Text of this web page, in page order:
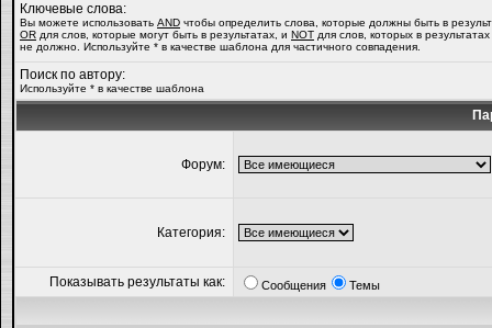
Ключевые слова:
Вы можете использовать AND чтобы определить слова, которые должны быть в
OR для слов, которые могут быть в результатах, и NOT для слов, которых в
не должно. Используйте * в качестве шаблона для частичного совпадения.
Поиск по автору:
Используйте * в качестве шаблона
Форум:
Категория:
Показывать результаты как: Сообщения Темы